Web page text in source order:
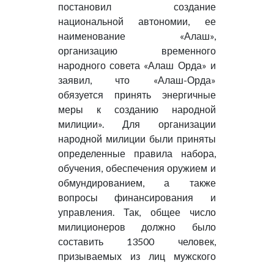
постановил создание
национальной автономии, ее
наименование «Алаш»,
организацию временного
народного совета «Алаш Орда» и
заявил, что «Алаш-Орда»
обязуется принять энергичные
меры к созданию народной
милиции». Для организации
народной милиции были приняты
определенные правила набора,
обучения, обеспечения оружием и
обмундированием, а также
вопросы финансирования и
управления. Так, общее число
милиционеров должно было
составить 13500 человек,
призываемых из лиц мужского